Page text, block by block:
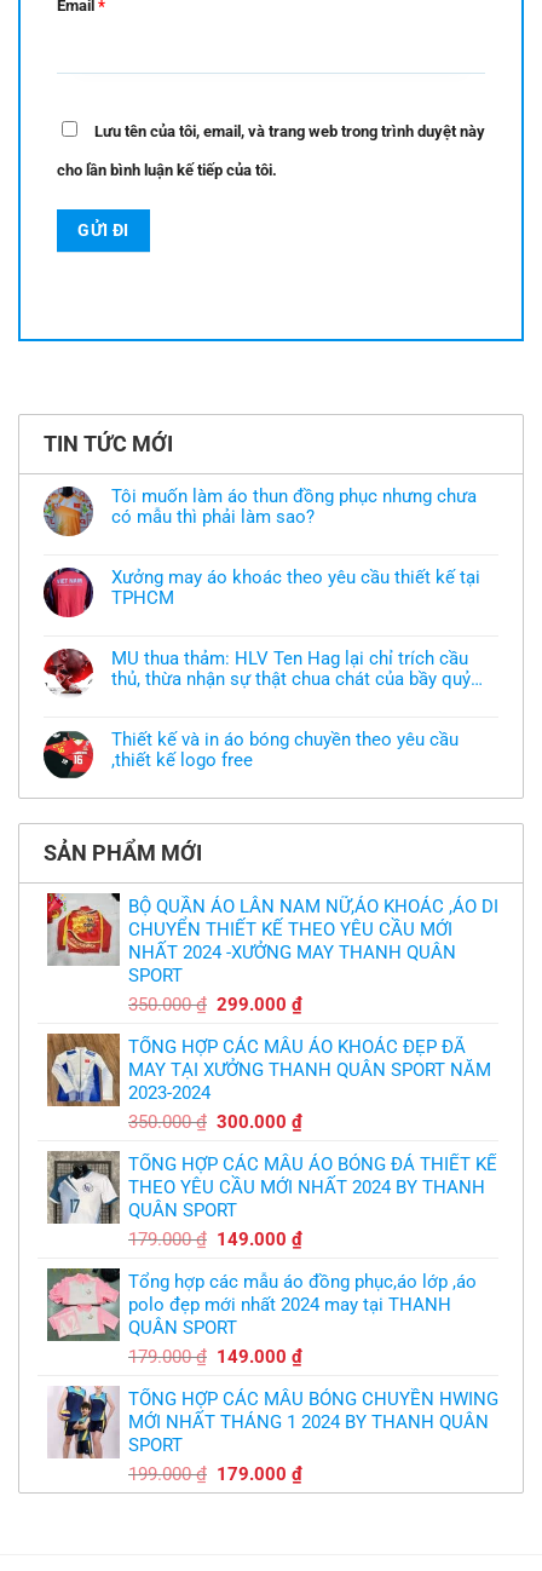
Email *
Lưu tên của tôi, email, và trang web trong trình duyệt này
cho lần bình luận kế tiếp của tôi.
TIN TỨC MỚI
Tôi muốn làm áo thun đồng phục nhưng chưa
có mẫu thì phải làm sao?
bình
luận
ở
áo
thun
đồng
chưa
có
mẫu
thì
làm
Xưởng may áo khoác theo yêu cầu thiết kế tại
TPHCM
bình
luận
ở
khoác
theo
yêu
thiết
tại
TPHCM
MU thua thảm: HLV Ten Hag lại chỉ trích cầu
thủ, thừa nhận sự thật chua chát của bầy quỷ
bình
luận
ở
thảm:
Hag
lại
trích
cầu
thủ,
thừa
nhận
sự
thật
chát
bầy
quỷ
nhỏ
Thiết kế và in áo bóng chuyền theo yêu cầu
,thiết kế logo free
có
luận
Thiết
và
in
áo
bóng
chuyền
theo
,thiết
free
SẢN PHẨM MỚI
BỘ QUẦN ÁO LÂN NAM NỮ,ÁO KHOÁC ,ÁO DI
CHUYỂN THIẾT KẾ THEO YÊU CẦU MỚI
NHẤT 2024 -XƯỞNG MAY THANH QUÂN
SPORT
350.000₫ Giá
là:
350.000 ₫.
299.000₫Giá
tại
là:
TỔNG HỢP CÁC MẪU ÁO KHOÁC ĐẸP ĐÃ
MAY TẠI XƯỞNG THANH QUÂN SPORT NĂM
2023-2024
350.000₫ Giá
là:
350.000 ₫.
300.000₫Giá
tại
là:
TỔNG HỢP CÁC MẪU ÁO BÓNG ĐÁ THIẾT KẾ
THEO YÊU CẦU MỚI NHẤT 2024 BY THANH
QUÂN SPORT
179.000₫ Giá
là:
179.000 ₫.
149.000₫Giá
tại
là:
Tổng hợp các mẫu áo đồng phục,áo lớp ,áo
polo đẹp mới nhất 2024 may tại THANH
QUÂN SPORT
179.000₫ Giá
là:
179.000 ₫.
149.000₫Giá
tại
là:
TỔNG HỢP CÁC MẪU BÓNG CHUYỀN HWING
MỚI NHẤT THÁNG 1 2024 BY THANH QUÂN
SPORT
199.000₫ Giá
gốc
179.000₫Giá
hiện